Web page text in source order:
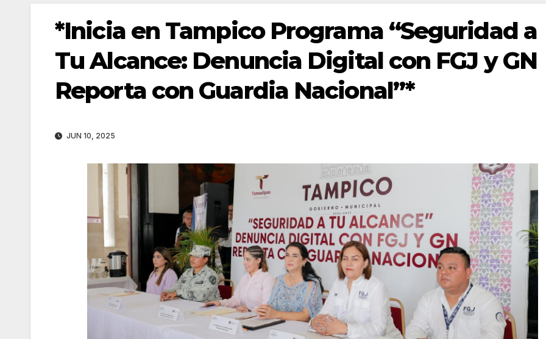
*Inicia en Tampico Programa “Seguridad a
Tu Alcance: Denuncia Digital con FGJ y GN
Reporta con Guardia Nacional”*
JUN 10, 2025